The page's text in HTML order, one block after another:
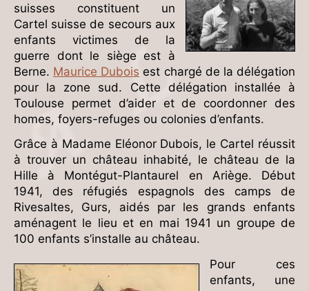
suisses constituent un
Cartel suisse de secours aux
enfants victimes de la
guerre dont le siège est à
Berne. Maurice Dubois est chargé de la délégation
pour la zone sud. Cette délégation installée à
Toulouse permet d’aider et de coordonner des
homes, foyers-refuges ou colonies d’enfants.
Grâce à Madame Eléonor Dubois, le Cartel réussit
à trouver un château inhabité, le château de la
Hille à Montégut-Plantaurel en Ariège. Début
1941, des réfugiés espagnols des camps de
Rivesaltes, Gurs, aidés par les grands enfants
aménagent le lieu et en mai 1941 un groupe de
100 enfants s’installe au château.
Pour ces
enfants, une